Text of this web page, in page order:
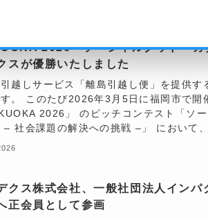
2026「ソーシャルグッド・カ
スが優勝いたしました
越しサービス「離島引越し便」を提供す
。 このたび2026年3月5日に福岡市で開
2026」 のピッチコンテスト「ソー
– 社会課題の解決への挑戦 –」 において
クス株式会社、一般社団法人インパ
正会員として参画